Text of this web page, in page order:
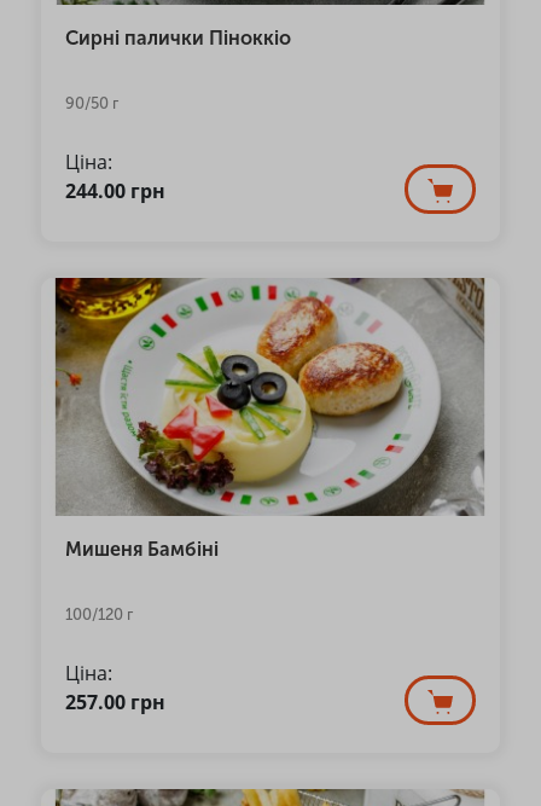
Сирні палички Піноккіо
90/50 г
Ціна:
244.00 грн
Мишеня Бамбіні
100/120 г
Ціна:
257.00 грн